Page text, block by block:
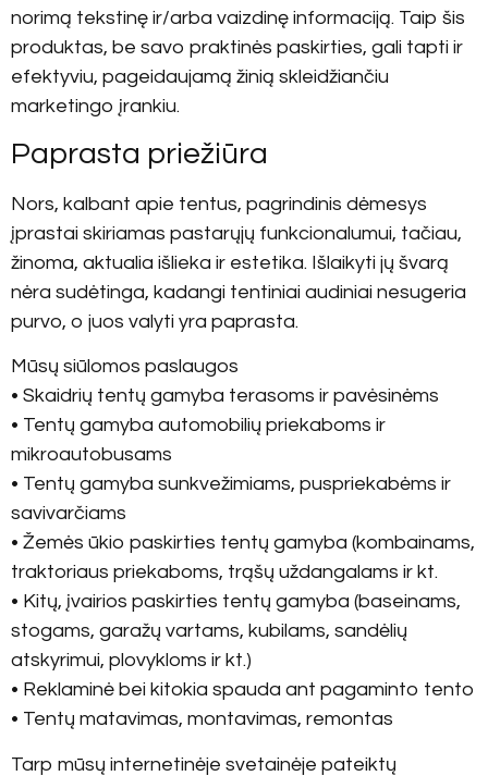
norimą tekstinę ir/arba vaizdinę informaciją. Taip šis
produktas, be savo praktinės paskirties, gali tapti ir
efektyviu, pageidaujamą žinią skleidžiančiu
marketingo įrankiu.
Paprasta priežiūra
Nors, kalbant apie tentus, pagrindinis dėmesys
įprastai skiriamas pastarųjų funkcionalumui, tačiau,
žinoma, aktualia išlieka ir estetika. Išlaikyti jų švarą
nėra sudėtinga, kadangi tentiniai audiniai nesugeria
purvo, o juos valyti yra paprasta.
Mūsų siūlomos paslaugos
• Skaidrių tentų gamyba terasoms ir pavėsinėms
• Tentų gamyba automobilių priekaboms ir
mikroautobusams
• Tentų gamyba sunkvežimiams, puspriekabėms ir
savivarčiams
• Žemės ūkio paskirties tentų gamyba (kombainams,
traktoriaus priekaboms, trąšų uždangalams ir kt.
• Kitų, įvairios paskirties tentų gamyba (baseinams,
stogams, garažų vartams, kubilams, sandėlių
atskyrimui, plovykloms ir kt.)
• Reklaminė bei kitokia spauda ant pagaminto tento
• Tentų matavimas, montavimas, remontas
Tarp mūsų internetinėje svetainėje pateiktų